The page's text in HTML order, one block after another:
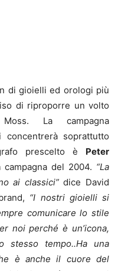
di gioielli ed orologi più
di riproporre un volto
La campagna
concentrerà soprattutto
prescelto è Peter
del 2004. “La
ai classici”dice David
“I nostri gioielli si
comunicare lo stile
noi perché è un’icona,
tempo..Ha una
è anche il cuore del